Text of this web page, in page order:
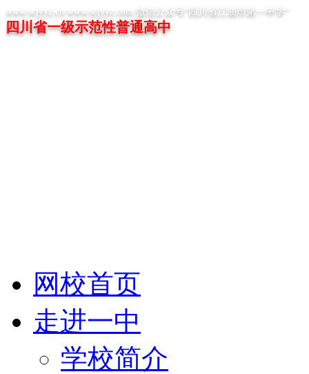
www.scjyyz.cn www.scjyyz.com 微信公众号“四川省江油市第一中学”
四川省一级示范性普通高中
网校首页
走进一中
学校简介